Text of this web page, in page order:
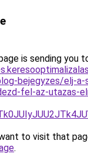
is sending you
bejegyzes/elj-a-
fel-az-utazas-
to visit that
.